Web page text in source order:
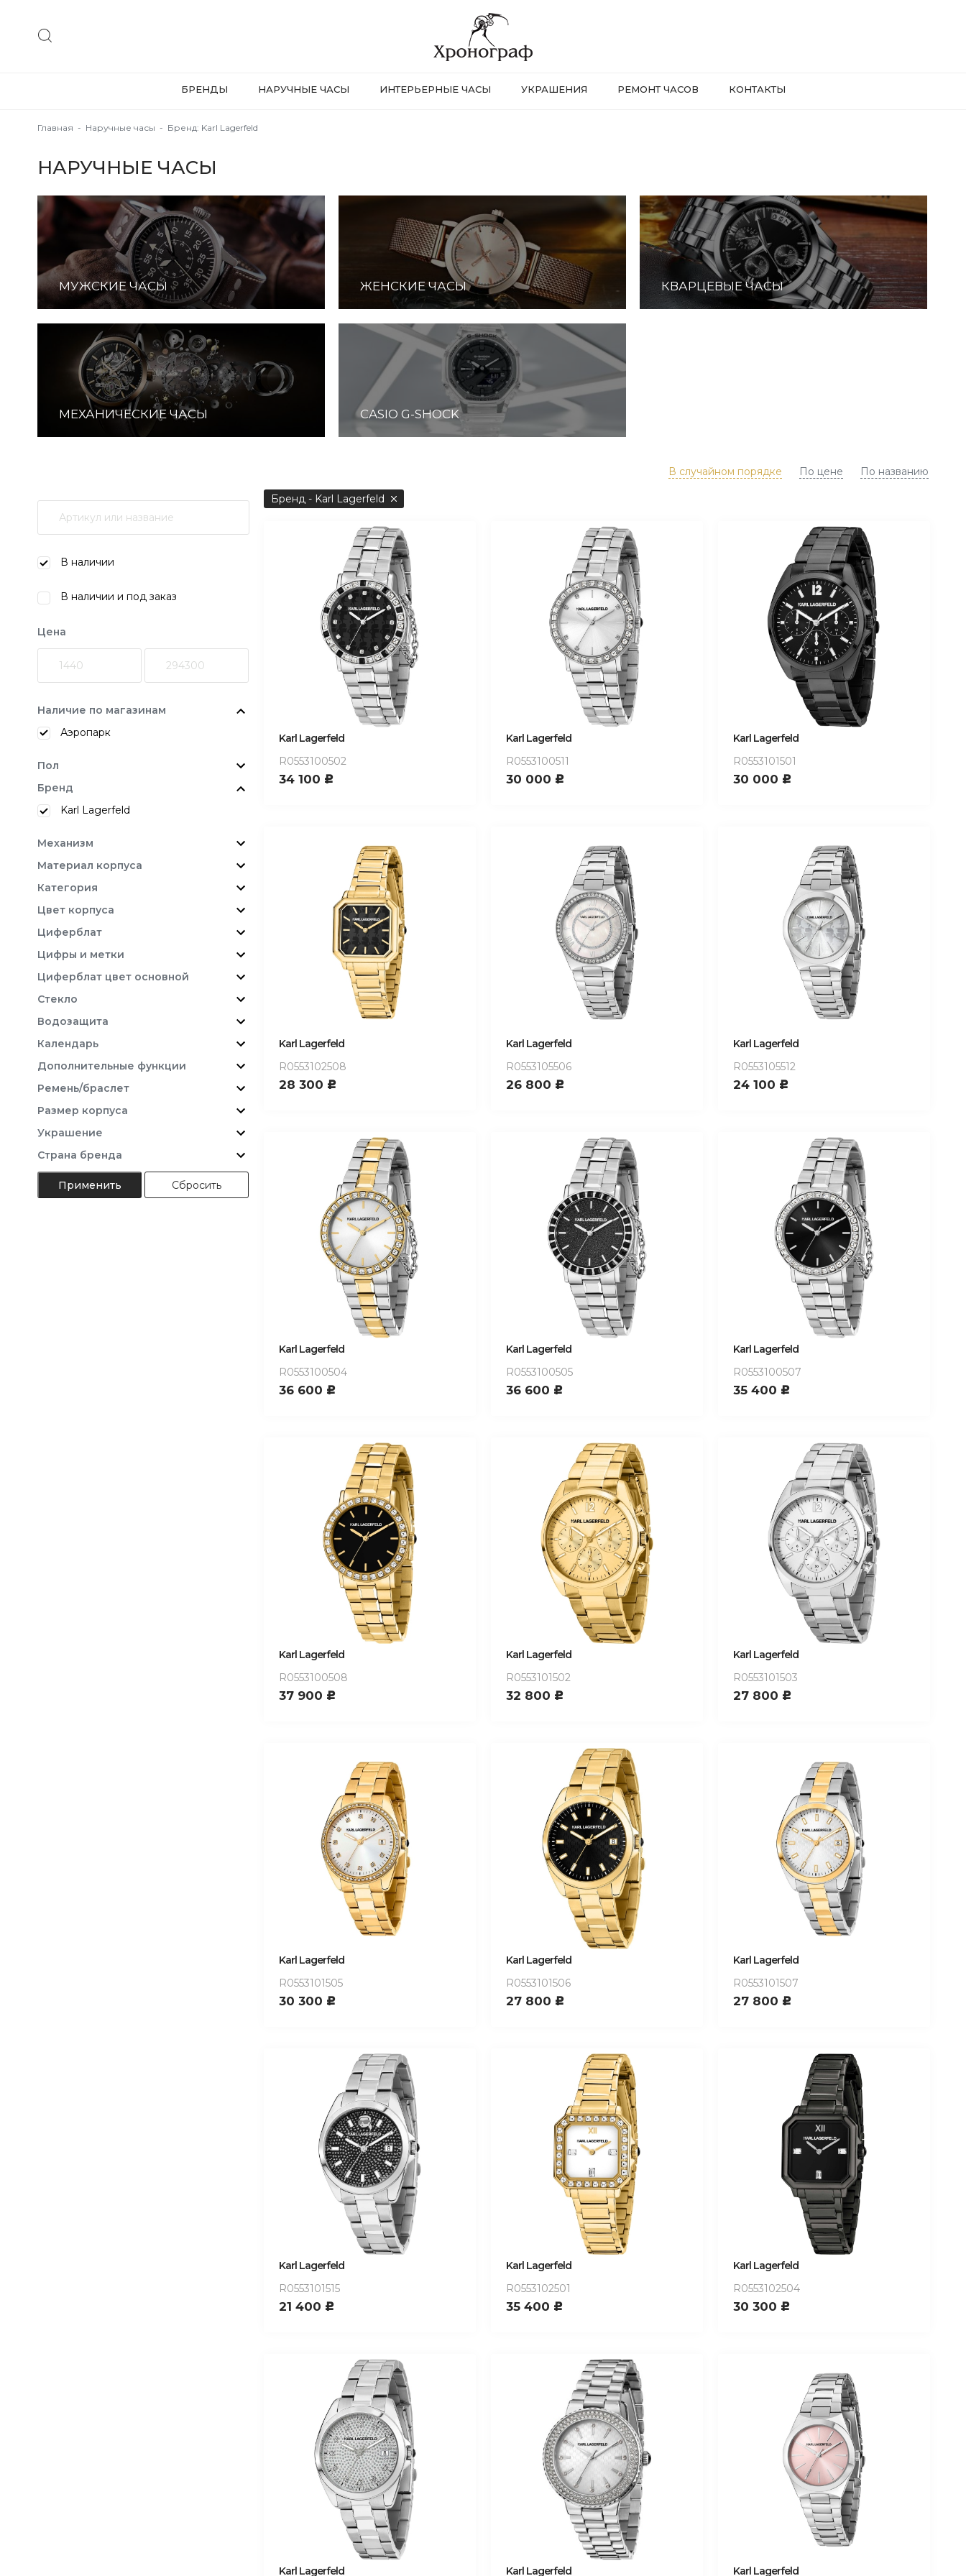
БРЕНДЫ НАРУЧНЫЕ ЧАСЫ ИНТЕРЬЕРНЫЕ ЧАСЫ УКРАШЕНИЯ РЕМОНТ ЧАСОВ КОНТАКТЫ
Главная - Наручные часы - Бренд: Karl Lagerfeld
НАРУЧНЫЕ ЧАСЫ
МУЖСКИЕ ЧАСЫ ЖЕНСКИЕ ЧАСЫ КВАРЦЕВЫЕ ЧАСЫ
МЕХАНИЧЕСКИЕ ЧАСЫ CASIO G-SHOCK
В наличии
В наличии и под заказ
Цена
Наличие по магазинам
Аэропарк
Пол
Бренд
Karl Lagerfeld
Механизм
Материал корпуса
Категория
Цвет корпуса
Циферблат
Цифры и метки
Циферблат цвет основной
Стекло
Водозащита
Календарь
Дополнительные функции
Ремень/браслет
Размер корпуса
Украшение
Страна бренда
Сбросить
В случайном порядке По цене По названию
Бренд - Karl Lagerfeld
Karl Lagerfeld
R0553100502
34 100 c
Karl Lagerfeld
R0553100511
30 000 c
Karl Lagerfeld
R0553101501
30 000 c
Karl Lagerfeld
R0553102508
28 300 c
Karl Lagerfeld
R0553105506
26 800 c
Karl Lagerfeld
R0553105512
24 100 c
Karl Lagerfeld
R0553100504
36 600 c
Karl Lagerfeld
R0553100505
36 600 c
Karl Lagerfeld
R0553100507
35 400 c
Karl Lagerfeld
R0553100508
37 900 c
Karl Lagerfeld
R0553101502
32 800 c
Karl Lagerfeld
R0553101503
27 800 c
Karl Lagerfeld
R0553101505
30 300 c
Karl Lagerfeld
R0553101506
27 800 c
Karl Lagerfeld
R0553101507
27 800 c
Karl Lagerfeld
R0553101515
21 400 c
Karl Lagerfeld
R0553102501
35 400 c
Karl Lagerfeld
R0553102504
30 300 c
Karl Lagerfeld Karl Lagerfeld Karl Lagerfeld